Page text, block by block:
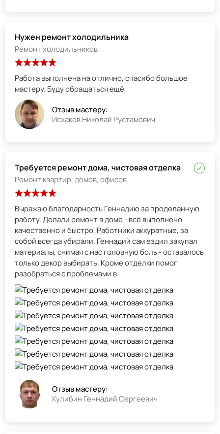
Нужен ремонт холодильника
Ремонт холодильников
Работа выполнена на отлично, спасибо большое
мастеру. Буду обращаться ещё
Отзыв мастеру:
Исхаков Николай Рустамович
Требуется ремонт дома, чистовая отделка
Ремонт квартир, домов, офисов
Выражаю благодарность Геннадию за проделанную
работу. Делали ремонт в доме - всё выполнено
качественно и быстро. Работники аккуратные, за
собой всегда убирали. Геннадий сам ездил закупал
материалы, снимая с нас головную боль - оставалось
только декор выбирать. Кроме отделки помог
разобраться с проблемами в
Отзыв мастеру:
Кулибин Геннадий Сергеевич